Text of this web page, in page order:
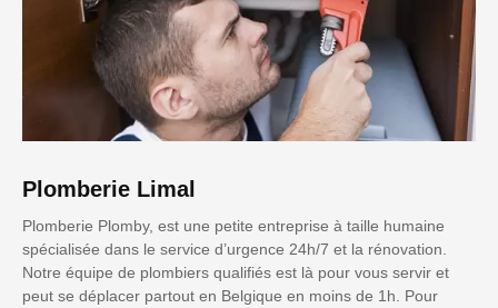
Plomberie Limal
Plomberie Plomby, est une petite entreprise à taille humaine
spécialisée dans le service d’urgence 24h/7 et la rénovation.
Notre équipe de plombiers qualifiés est là pour vous servir et
peut se déplacer partout en Belgique en moins de 1h. Pour